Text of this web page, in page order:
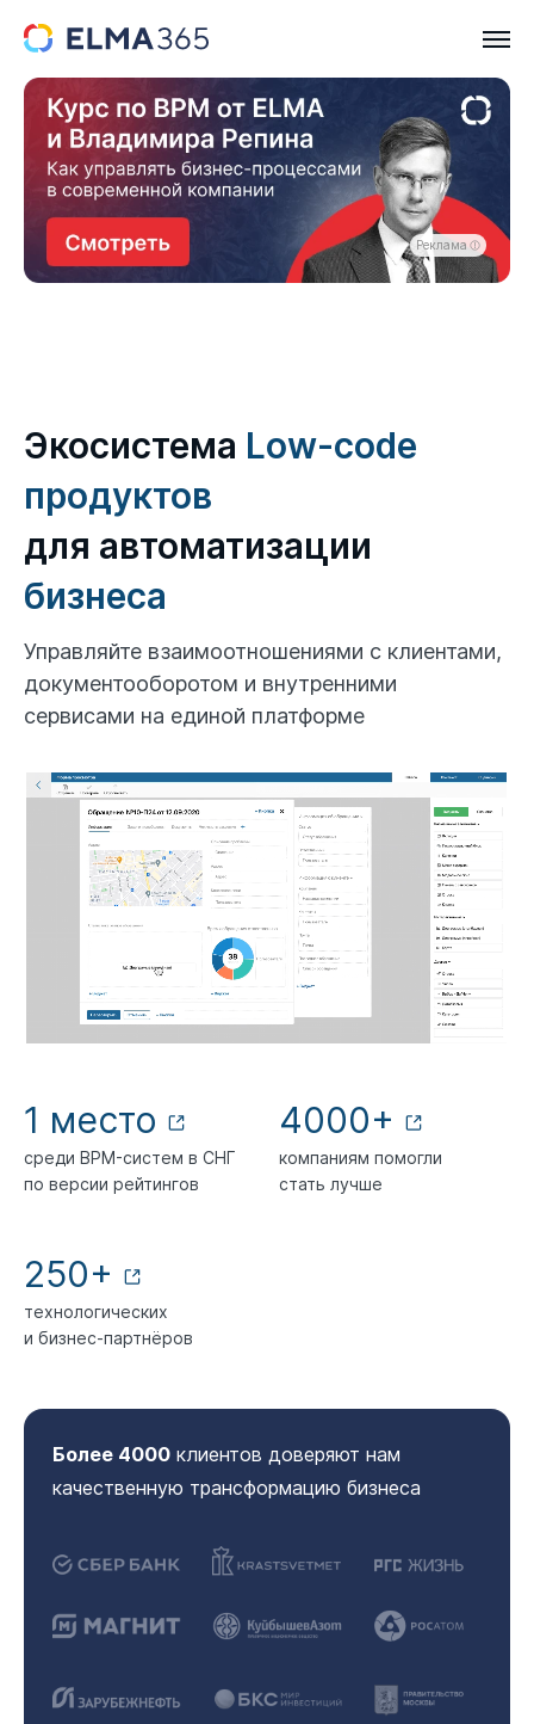
Реклама
Экосистема Low-code
продуктов
для автоматизации
бизнеса
Управляйте взаимоотношениями с клиентами,
документооборотом и внутренними
сервисами на единой платформе
1 место
среди BPM-систем в СНГ
по версии рейтингов
4000+
компаниям помогли
стать лучше
250+
технологических
и бизнес-партнёров
Более 4000 клиентов доверяют нам
качественную трансформацию бизнеса